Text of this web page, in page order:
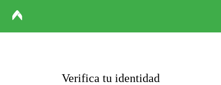
Verifica tu identidad